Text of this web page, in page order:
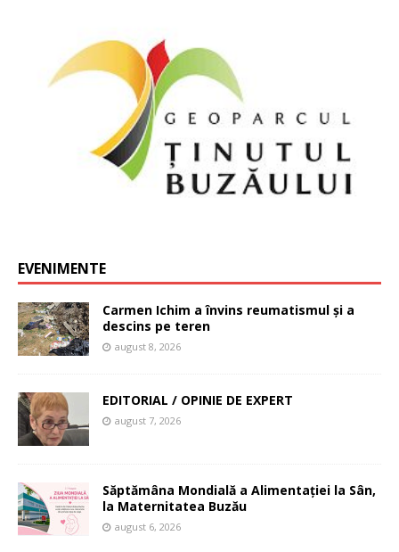
EVENIMENTE
Carmen Ichim a învins reumatismul și a
descins pe teren
august 8, 2026
EDITORIAL / OPINIE DE EXPERT
august 7, 2026
Săptămâna Mondială a Alimentației la Sân,
la Maternitatea Buzău
august 6, 2026